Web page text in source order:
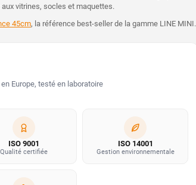
vitrines, socles et maquettes.
45cm, la référence best-seller de la gamme LINE MINI.
Europe, testé en laboratoire
ISO 9001
Qualité certifiée
ISO 14001
Gestion environnementale